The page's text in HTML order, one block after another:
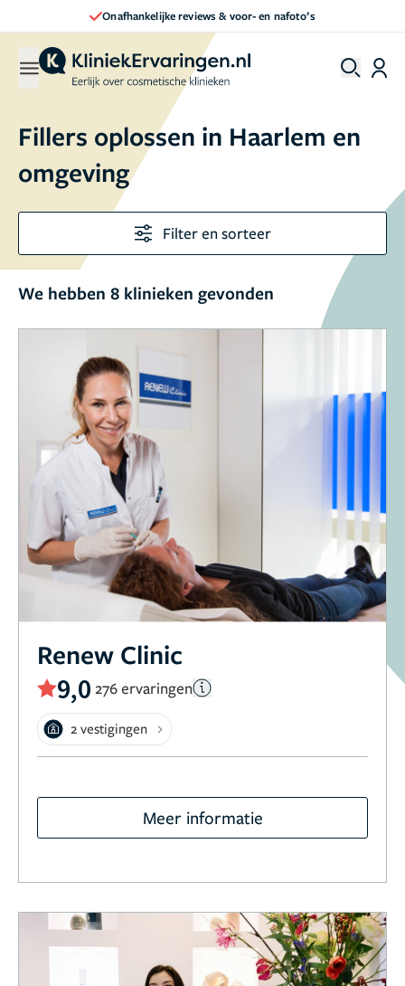
Onafhankelijke reviews & voor- en nafoto’s
Fillers oplossen in Haarlem en
omgeving
Filter en sorteer
We hebben 8 klinieken gevonden
Renew Clinic
9,0 276 ervaringen
2 vestigingen
Meer informatie